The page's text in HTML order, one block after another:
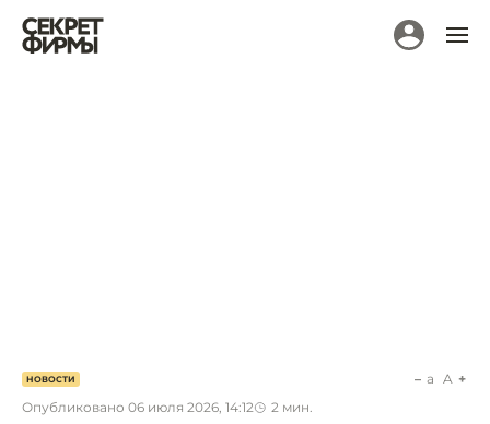
НОВОСТИ
Опубликовано 06 июля 2026, 14:12 2 мин.
a A